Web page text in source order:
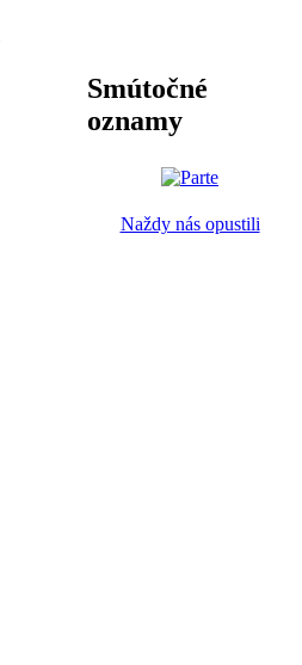
Smútočné
oznamy
Naždy nás opustili